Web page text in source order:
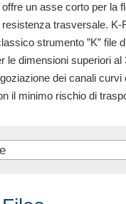
un asse corto per la
trasversale. K-
strumento ”K” file
le dimensioni superiori al
dei canali curvi
il minimo rischio di